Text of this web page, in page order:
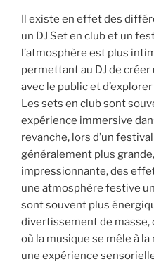
Il existe en effet des
un DJ Set en club et un
l’atmosphère est plus
permettant au DJ de
avec le public et
Les sets en club sont
expérience immersive
revanche, lors d’un
généralement plus
impressionnante, des
une atmosphère festive
sont souvent plus
divertissement de masse,
où la musique se mêle à
une expérience